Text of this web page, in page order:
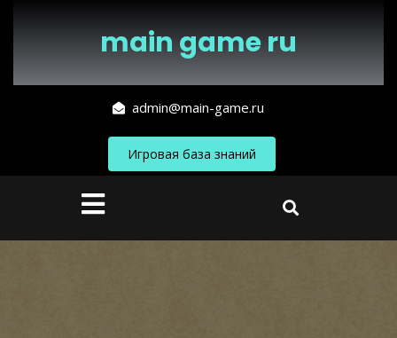
main game ru
admin@main-game.ru
Игровая база знаний
Кнопка
Открыть